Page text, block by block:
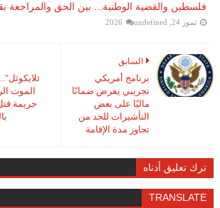
فلسطين والقضية الوطنية... بين الحق والمراجعة
تموز 24, 2026 undefined
الموت
جريمة
السابق
برنامج أمريكي
تجريبي يفرض ضمانًا
ماليًا على بعض
التأشيرات للحد من
تجاوز مدة الإقامة
ترك تعليق أدناه
TRANSLATE